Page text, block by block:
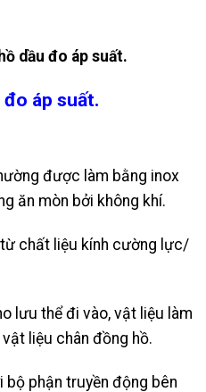
dầu đo áp suất.
đo áp suất.
được làm bằng inox
ăn mòn bởi không khí.
chất liệu kính cường lực/
lưu thể đi vào, vật liệu làm
liệu chân đồng hồ.
phận truyền động bên